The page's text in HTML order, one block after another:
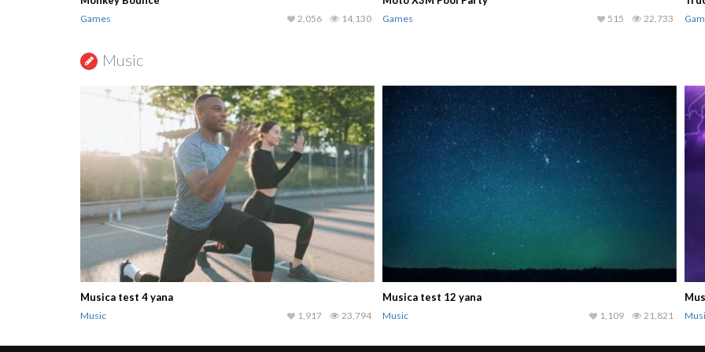
Games 14,130
2,056 Games 22,733
515
Music
Musica test 4 yana
Music 23,794
1,917
Musica test 12 yana
Music 21,821
1,109